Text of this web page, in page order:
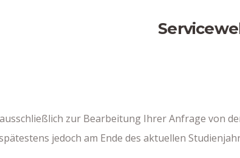
zur Bearbeitung Ihrer Anfrage von
jedoch am Ende des aktuellen